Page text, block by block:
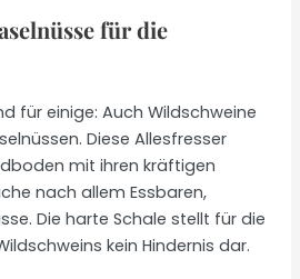
für die
für einige: Auch Wildschweine
Diese Allesfresser
mit ihren kräftigen
nach allem Essbaren,
Die harte Schale stellt für die
kein Hindernis dar.